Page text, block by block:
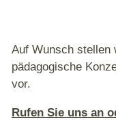
Auf Wunsch stellen
pädagogische
vor.
Rufen Sie uns an